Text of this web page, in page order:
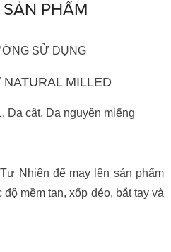
PHẨM
SỬ DỤNG
MILLED
Da cật, Da nguyên miếng
Nhiên để may lên sản phẩm
mềm tan, xốp dẻo, bắt tay và